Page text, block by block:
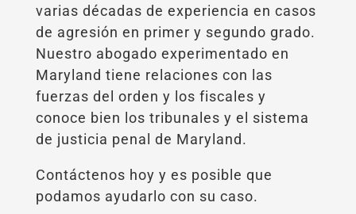
varias décadas de experiencia en casos
de agresión en primer y segundo grado.
Nuestro abogado experimentado en
Maryland tiene relaciones con las
fuerzas del orden y los fiscales y
conoce bien los tribunales y el sistema
de justicia penal de Maryland.
Contáctenos hoy y es posible que
podamos ayudarlo con su caso.